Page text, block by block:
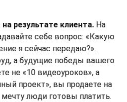
результате клиента. На
себе вопрос: «Какую
я сейчас передаю?».
а будущие победы вашего
не «10 видеоуроков», а
проект», вы продаете на
люди готовы платить.